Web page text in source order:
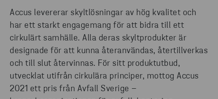
Accus levererar skyltlösningar av hög kvalitet och
har ett starkt engagemang för att bidra till ett
cirkulärt samhälle. Alla deras skyltprodukter är
designade för att kunna återanvändas, återtillverkas
och till slut återvinnas. För sitt produktutbud,
utvecklat utifrån cirkulära principer, mottog Accus
2021 ett pris från Avfall Sverige –